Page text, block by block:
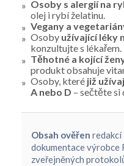
Osoby s alergií na
olej i rybí želatinu.
Vegany a
Osoby užívající léky
konzultujte s lékařem.
Těhotné a kojící
produkt obsahuje
Osoby, které již
A nebo D – sečtěte si
Obsah ověřen redakcí
dokumentace výrobce
zveřejněných